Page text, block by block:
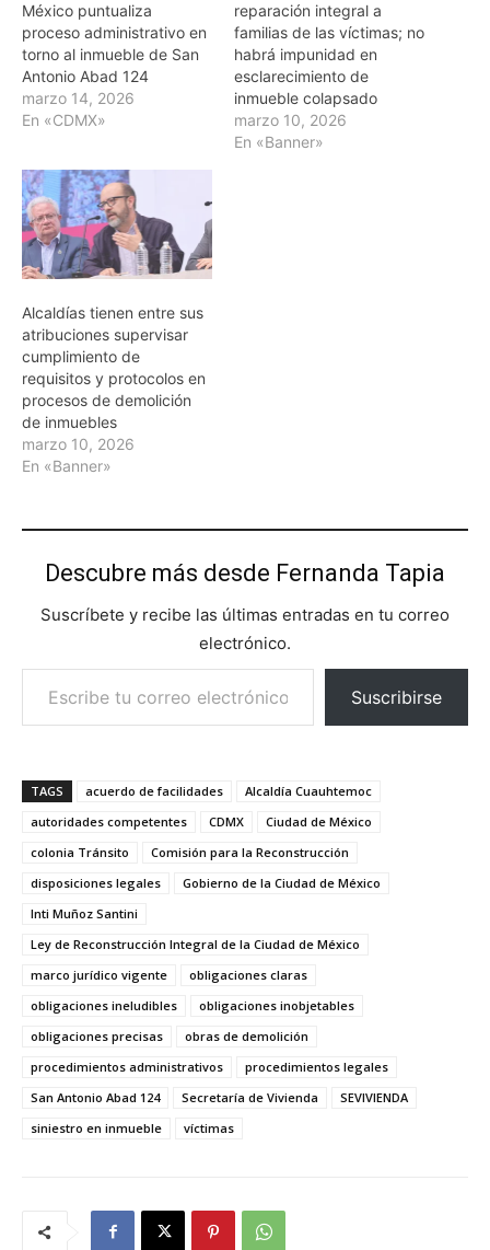
México puntualiza
proceso administrativo en
torno al inmueble de San
Antonio Abad 124
marzo 14, 2026
En «CDMX»
reparación integral a
familias de las víctimas; no
habrá impunidad en
esclarecimiento de
inmueble colapsado
marzo 10, 2026
En «Banner»
Alcaldías tienen entre sus
atribuciones supervisar
cumplimiento de
requisitos y protocolos en
procesos de demolición
de inmuebles
marzo 10, 2026
En «Banner»
Descubre más desde Fernanda Tapia
Suscríbete y recibe las últimas entradas en tu correo
electrónico.
Escribe tu correo electrónico…
Suscribirse
TAGS acuerdo de facilidades
Alcaldía Cuauhtemoc
autoridades competentes
CDMX
Ciudad de México
colonia Tránsito
Comisión para la Reconstrucción
disposiciones legales
Gobierno de la Ciudad de México
Inti Muñoz Santini
Ley de Reconstrucción Integral de la Ciudad de México
marco jurídico vigente
obligaciones claras
obligaciones ineludibles
obligaciones inobjetables
obligaciones precisas
obras de demolición
procedimientos administrativos
procedimientos legales
San Antonio Abad 124
Secretaría de Vivienda
SEVIVIENDA
siniestro en inmueble
víctimas